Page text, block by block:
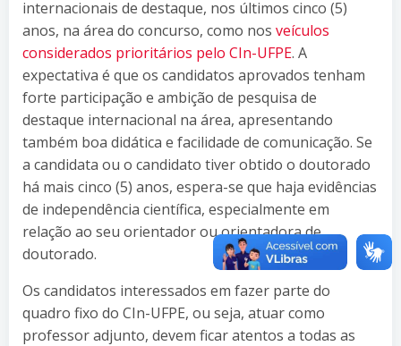
internacionais de destaque, nos últimos cinco (5)
anos, na área do concurso, como nos veículos
considerados prioritários pelo CIn-UFPE. A
expectativa é que os candidatos aprovados tenham
forte participação e ambição de pesquisa de
destaque internacional na área, apresentando
também boa didática e facilidade de comunicação. Se
a candidata ou o candidato tiver obtido o doutorado
há mais cinco (5) anos, espera-se que haja evidências
de independência científica, especialmente em
relação ao seu orientador ou orientadora de
doutorado.
Os candidatos interessados em fazer parte do
quadro fixo do CIn-UFPE, ou seja, atuar como
professor adjunto, devem ficar atentos a todas as